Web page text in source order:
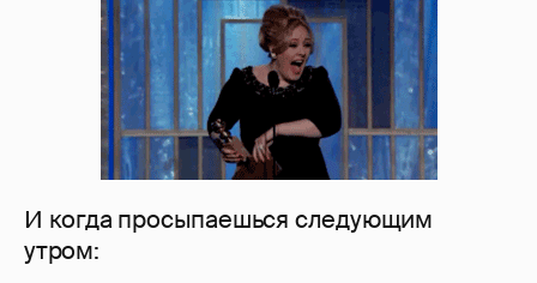
И когда просыпаешься следующим
утром: